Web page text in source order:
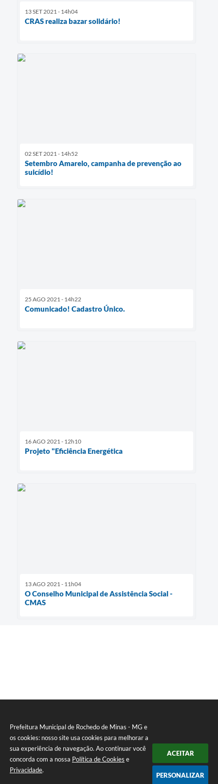
Prefeitura Municipal de Rochedo de Minas - MG e
os cookies: nosso site usa cookies para melhorar a
sua experiência de navegação. Ao continuar você
concorda com a nossa Política de Cookies e
Privacidade.
ACEITAR
PERSONALIZAR
13 SET 2021 - 14h04
CRAS realiza bazar solidário!
02 SET 2021 - 14h52
Setembro Amarelo, campanha de prevenção ao
suicídio!
25 AGO 2021 - 14h22
Comunicado! Cadastro Único.
16 AGO 2021 - 12h10
Projeto "Eficiência Energética
13 AGO 2021 - 11h04
O Conselho Municipal de Assistência Social -
CMAS